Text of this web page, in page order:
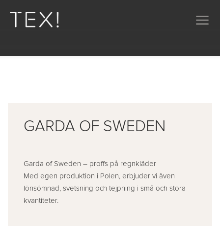
GARDA OF SWEDEN
Garda of Sweden – proffs på regnkläder
Med egen produktion i Polen, erbjuder vi även
lönsömnad, svetsning och tejpning i små och stora
kvantiteter.